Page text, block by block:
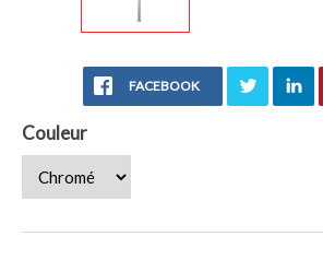
FACEBOOK
Couleur